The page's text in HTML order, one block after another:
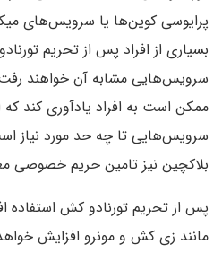
پرایوسی کوین‌ها یا سرویس‌های
بسیاری از افراد پس از تحریم
سرویس‌هایی مشابه آن خواهند
ممکن است به افراد یادآوری کند که
سرویس‌هایی تا چه حد مورد نیاز
بلاکچین نیز تامین حریم خصوصی
پس از تحریم تورنادو کش استفاده
مانند زی کش و مونرو افزایش